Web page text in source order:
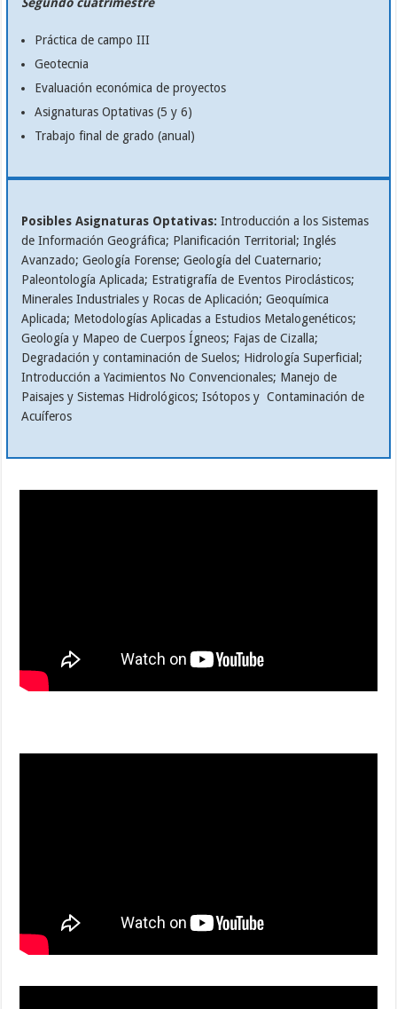
Segundo cuatrimestre
Práctica de campo III
Geotecnia
Evaluación económica de proyectos
Asignaturas Optativas (5 y 6)
Trabajo final de grado (anual)
Posibles Asignaturas Optativas:Introducción a los Sistemas
de Información Geográfica; Planificación Territorial; Inglés
Avanzado; Geología Forense; Geología del Cuaternario;
Paleontología Aplicada; Estratigrafía de Eventos Piroclásticos;
Minerales Industriales y Rocas de Aplicación; Geoquímica
Aplicada; Metodologías Aplicadas a Estudios Metalogenéticos;
Geología y Mapeo de Cuerpos Ígneos; Fajas de Cizalla;
Degradación y contaminación de Suelos; Hidrología Superficial;
Introducción a Yacimientos No Convencionales; Manejo de
Paisajes y Sistemas Hidrológicos; Isótopos y Contaminación de
Acuíferos